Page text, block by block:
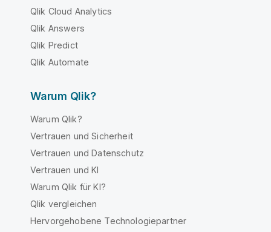
Qlik Cloud Analytics
Qlik Answers
Qlik Predict
Qlik Automate
Warum Qlik?
Warum Qlik?
Vertrauen und Sicherheit
Vertrauen und Datenschutz
Vertrauen und KI
Warum Qlik für KI?
Qlik vergleichen
Hervorgehobene Technologiepartner